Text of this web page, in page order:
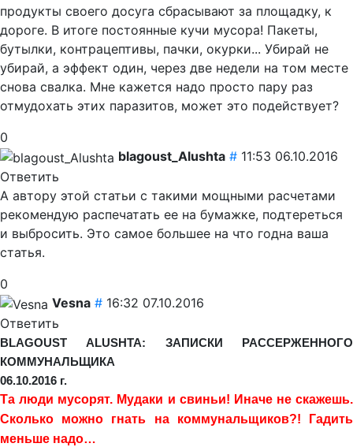
продукты своего досуга сбрасывают за площадку, к
дороге. В итоге постоянные кучи мусора! Пакеты,
бутылки, контрацептивы, пачки, окурки... Убирай не
убирай, а эффект один, через две недели на том месте
снова свалка. Мне кажется надо просто пару раз
отмудохать этих паразитов, может это подействует?
0
blagoust_Alushta # 11:53 06.10.2016
Ответить
А автору этой статьи с такими мощными расчетами
рекомендую распечатать ее на бумажке, подтереться
и выбросить. Это самое большее на что годна ваша
статья.
0
Vesna # 16:32 07.10.2016
Ответить
BLAGOUST АLUSHTA: ЗАПИСКИ РАССЕРЖЕННОГО
КОММУНАЛЬЩИКА
06.10.2016 г.
Та люди мусорят. Мудаки и свиньи! Иначе не скажешь.
Сколько можно гнать на коммунальщиков?! Гадить
меньше надо…